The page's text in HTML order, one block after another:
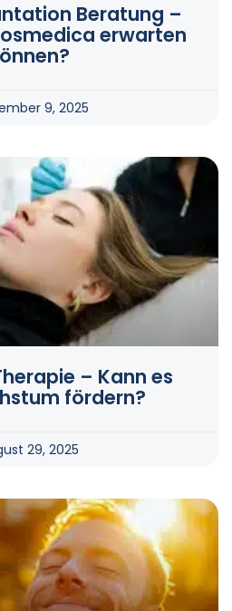
Beratung –
erwarten
9, 2025
– Kann es
fördern?
29, 2025